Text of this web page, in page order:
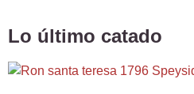
Lo último catado